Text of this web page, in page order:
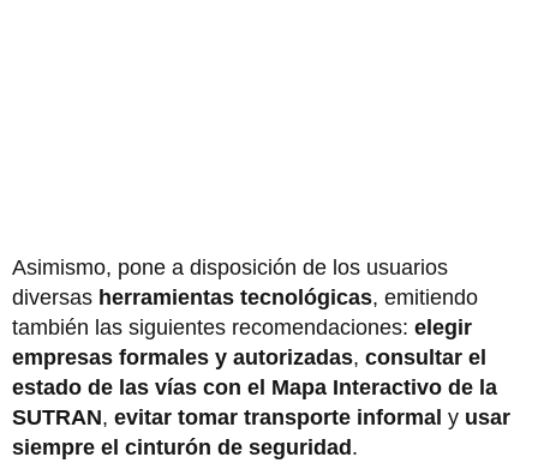
Asimismo, pone a disposición de los usuarios
diversas herramientas tecnológicas, emitiendo
también las siguientes recomendaciones: elegir
empresas formales y autorizadas, consultar el
estado de las vías con el Mapa Interactivo de la
SUTRAN, evitar tomar transporte informal y usar
siempre el cinturón de seguridad.